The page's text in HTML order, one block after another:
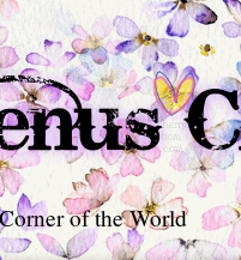
of the World